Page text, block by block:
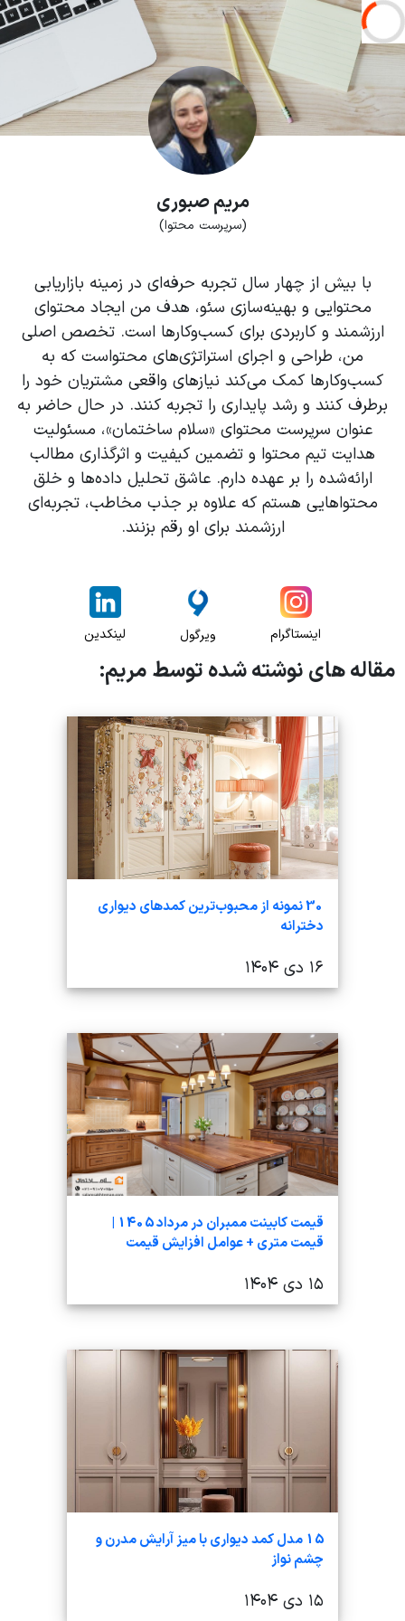
مریم صبوری
(سرپرست محتوا)
با بیش از چهار سال تجربه حرفه‌ای در زمینه بازاریابی
محتوایی و بهینه‌سازی سئو، هدف من ایجاد محتوای
ارزشمند و کاربردی برای کسب‌وکارها است. تخصص اصلی
من، طراحی و اجرای استراتژی‌های محتواست که به
کسب‌وکارها کمک می‌کند نیازهای واقعی مشتریان خود را
برطرف کنند و رشد پایداری را تجربه کنند. در حال حاضر به
عنوان سرپرست محتوای «سلام ساختمان»، مسئولیت
هدایت تیم محتوا و تضمین کیفیت و اثرگذاری مطالب
ارائه‌شده را بر عهده دارم. عاشق تحلیل داده‌ها و خلق
محتواهایی هستم که علاوه بر جذب مخاطب، تجربه‌ای
ارزشمند برای او رقم بزنند.
اینستاگرام ویرگول لینکدین
مقاله های نوشته شده توسط مریم:
30 نمونه از محبوب‌ترین کمدهای دیواری
دخترانه
۱۶ دی ۱۴۰۴
قیمت کابینت ممبران در مرداد 1405 |
قیمت متری + عوامل افزایش قیمت
۱۵ دی ۱۴۰۴
15 مدل کمد دیواری با میز آرایش مدرن و
چشم نواز
۱۵ دی ۱۴۰۴